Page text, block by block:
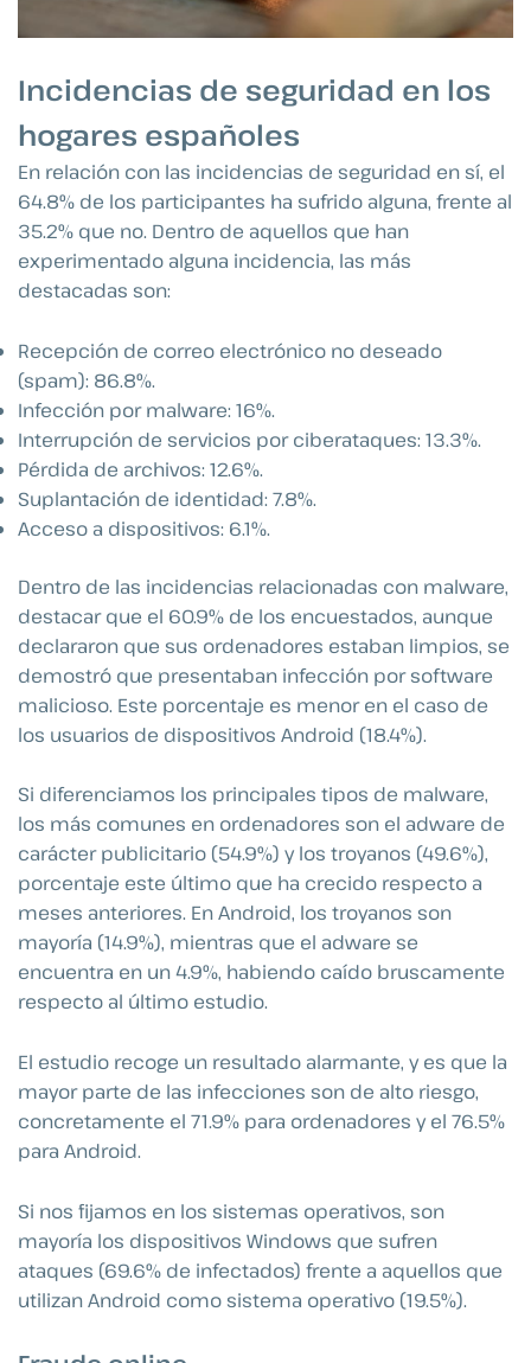
Incidencias de seguridad en los
hogares españoles
En relación con las incidencias de seguridad en sí, el
64.8% de los participantes ha sufrido alguna, frente al
35.2% que no. Dentro de aquellos que han
experimentado alguna incidencia, las más
destacadas son:
Recepción de correo electrónico no deseado
(spam): 86.8%.
Infección por malware: 16%.
Interrupción de servicios por ciberataques: 13.3%.
Pérdida de archivos: 12.6%.
Suplantación de identidad: 7.8%.
Acceso a dispositivos: 6.1%.
Dentro de las incidencias relacionadas con malware,
destacar que el 60.9% de los encuestados, aunque
declararon que sus ordenadores estaban limpios, se
demostró que presentaban infección por software
malicioso. Este porcentaje es menor en el caso de
los usuarios de dispositivos Android (18.4%).
Si diferenciamos los principales tipos de malware,
los más comunes en ordenadores son el adware de
carácter publicitario (54.9%) y los troyanos (49.6%),
porcentaje este último que ha crecido respecto a
meses anteriores. En Android, los troyanos son
mayoría (14.9%), mientras que el adware se
encuentra en un 4.9%, habiendo caído bruscamente
respecto al último estudio.
El estudio recoge un resultado alarmante, y es que la
mayor parte de las infecciones son de alto riesgo,
concretamente el 71.9% para ordenadores y el 76.5%
para Android.
Si nos fijamos en los sistemas operativos, son
mayoría los dispositivos Windows que sufren
ataques (69.6% de infectados) frente a aquellos que
utilizan Android como sistema operativo (19.5%).